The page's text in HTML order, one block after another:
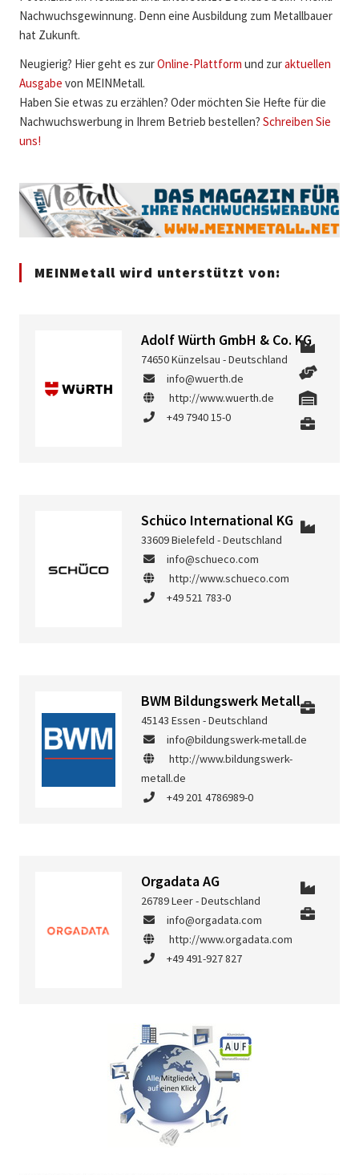
Nachwuchsgewinnung. Denn eine Ausbildung zum Metallbauer
hat Zukunft.
Neugierig? Hier geht es zurOnline-Plattform und zuraktuellen
Ausgabe von MEINMetall.
Haben Sie etwas zu erzählen? Oder möchten Sie Hefte für die
Nachwuchswerbung in Ihrem Betrieb bestellen? Schreiben Sie
uns!
MEINMetall wird unterstützt von:
Adolf Würth GmbH & Co. KG
74650 Künzelsau - Deutschland
info@wuerth.de
http://www.wuerth.de
+49 7940 15-0
Schüco International KG
33609 Bielefeld - Deutschland
info@schueco.com
http://www.schueco.com
+49 521 783-0
BWM Bildungswerk Metall
45143 Essen - Deutschland
info@bildungswerk-metall.de
http://www.bildungswerk-
metall.de
+49 201 4786989-0
Orgadata AG
26789 Leer - Deutschland
info@orgadata.com
http://www.orgadata.com
+49 491-927 827